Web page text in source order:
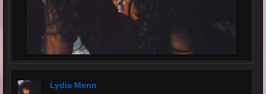
Lydia Menn